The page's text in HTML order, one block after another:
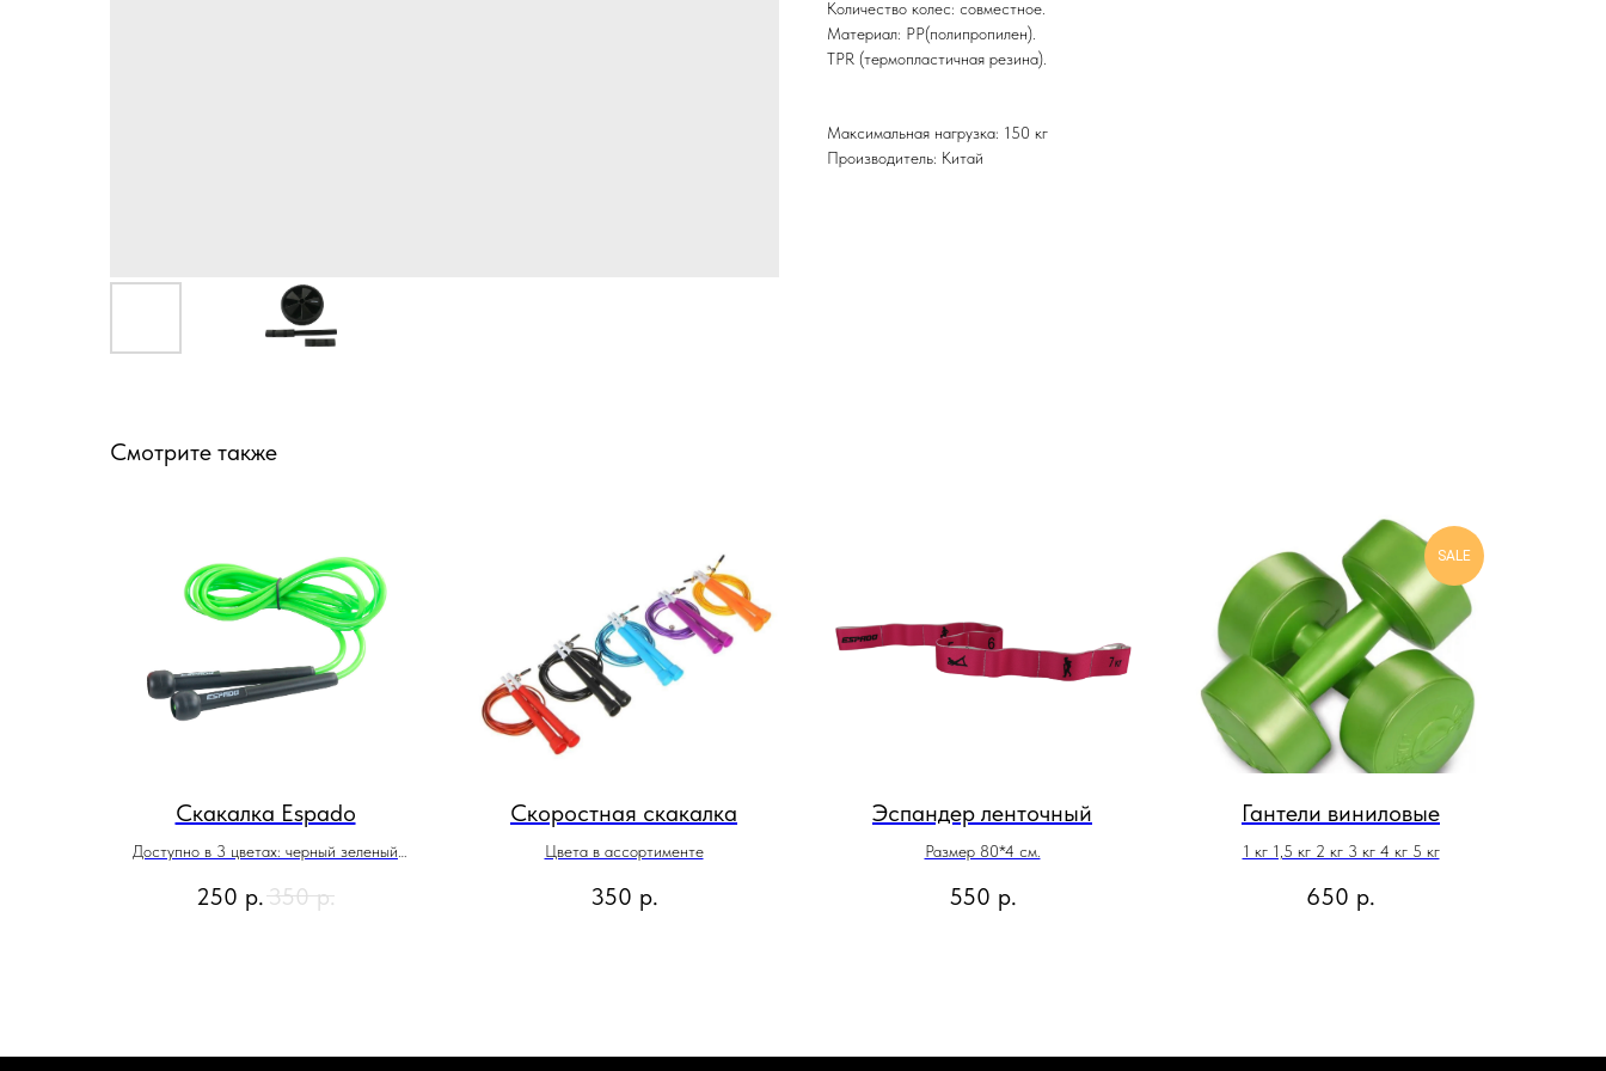
Количество колес: совместное.
Материал: PP(полипропилен).
TPR (термопластичная резина).
Максимальная нагрузка: 150 кг
Производитель: Китай
Смотрите также
Скакалка Espado
Доступно в 3 цветах: черный зеленый
250 р.350 р.
Скоростная скакалка
Цвета в ассортименте
350 р.
Эспандер ленточный
Размер 80*4 см.
550 р.
SALE
Гантели виниловые
1 кг 1,5 кг 2 кг 3 кг 4 кг 5 кг
650 р.